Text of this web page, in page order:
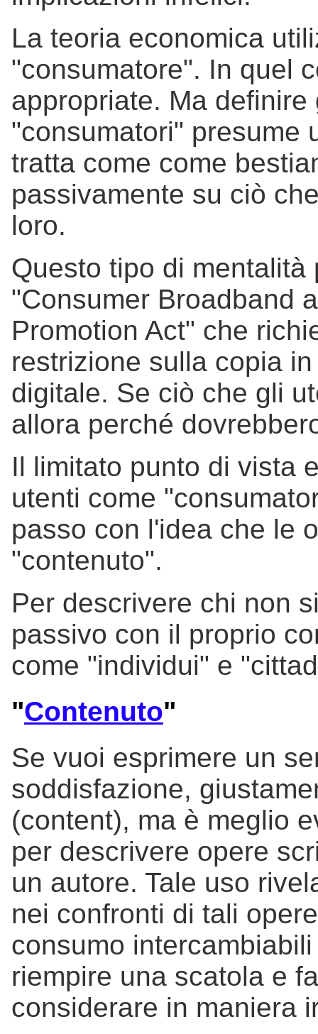
La teoria economica
"consumatore". In quel
appropriate. Ma
"consumatori" presume
tratta come come
passivamente su ciò
loro.
Questo tipo di mentalità
"Consumer Broadband
Promotion Act" che
restrizione sulla copia
digitale. Se ciò che gli
allora perché
Il limitato punto di vista
utenti come
passo con l'idea che le
"contenuto".
Per descrivere chi non
passivo con il proprio
come "individui" e
"Contenuto"
Se vuoi esprimere un
soddisfazione,
(content), ma è meglio
per descrivere opere
un autore. Tale uso
nei confronti di tali
consumo
riempire una scatola e
considerare in maniera